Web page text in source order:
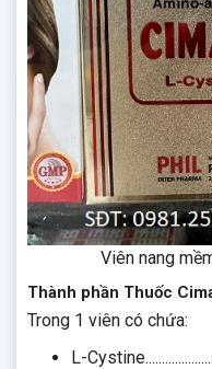
Viên nang
Thành phần Thuốc
Trong 1 viên có chứa:
L-